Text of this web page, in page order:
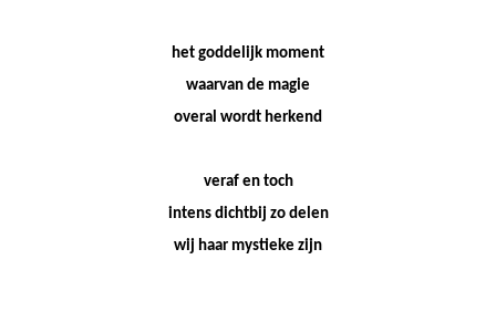
het goddelijk moment
waarvan de magie
overal wordt herkend
veraf en toch
intens dichtbij zo delen
wij haar mystieke zijn